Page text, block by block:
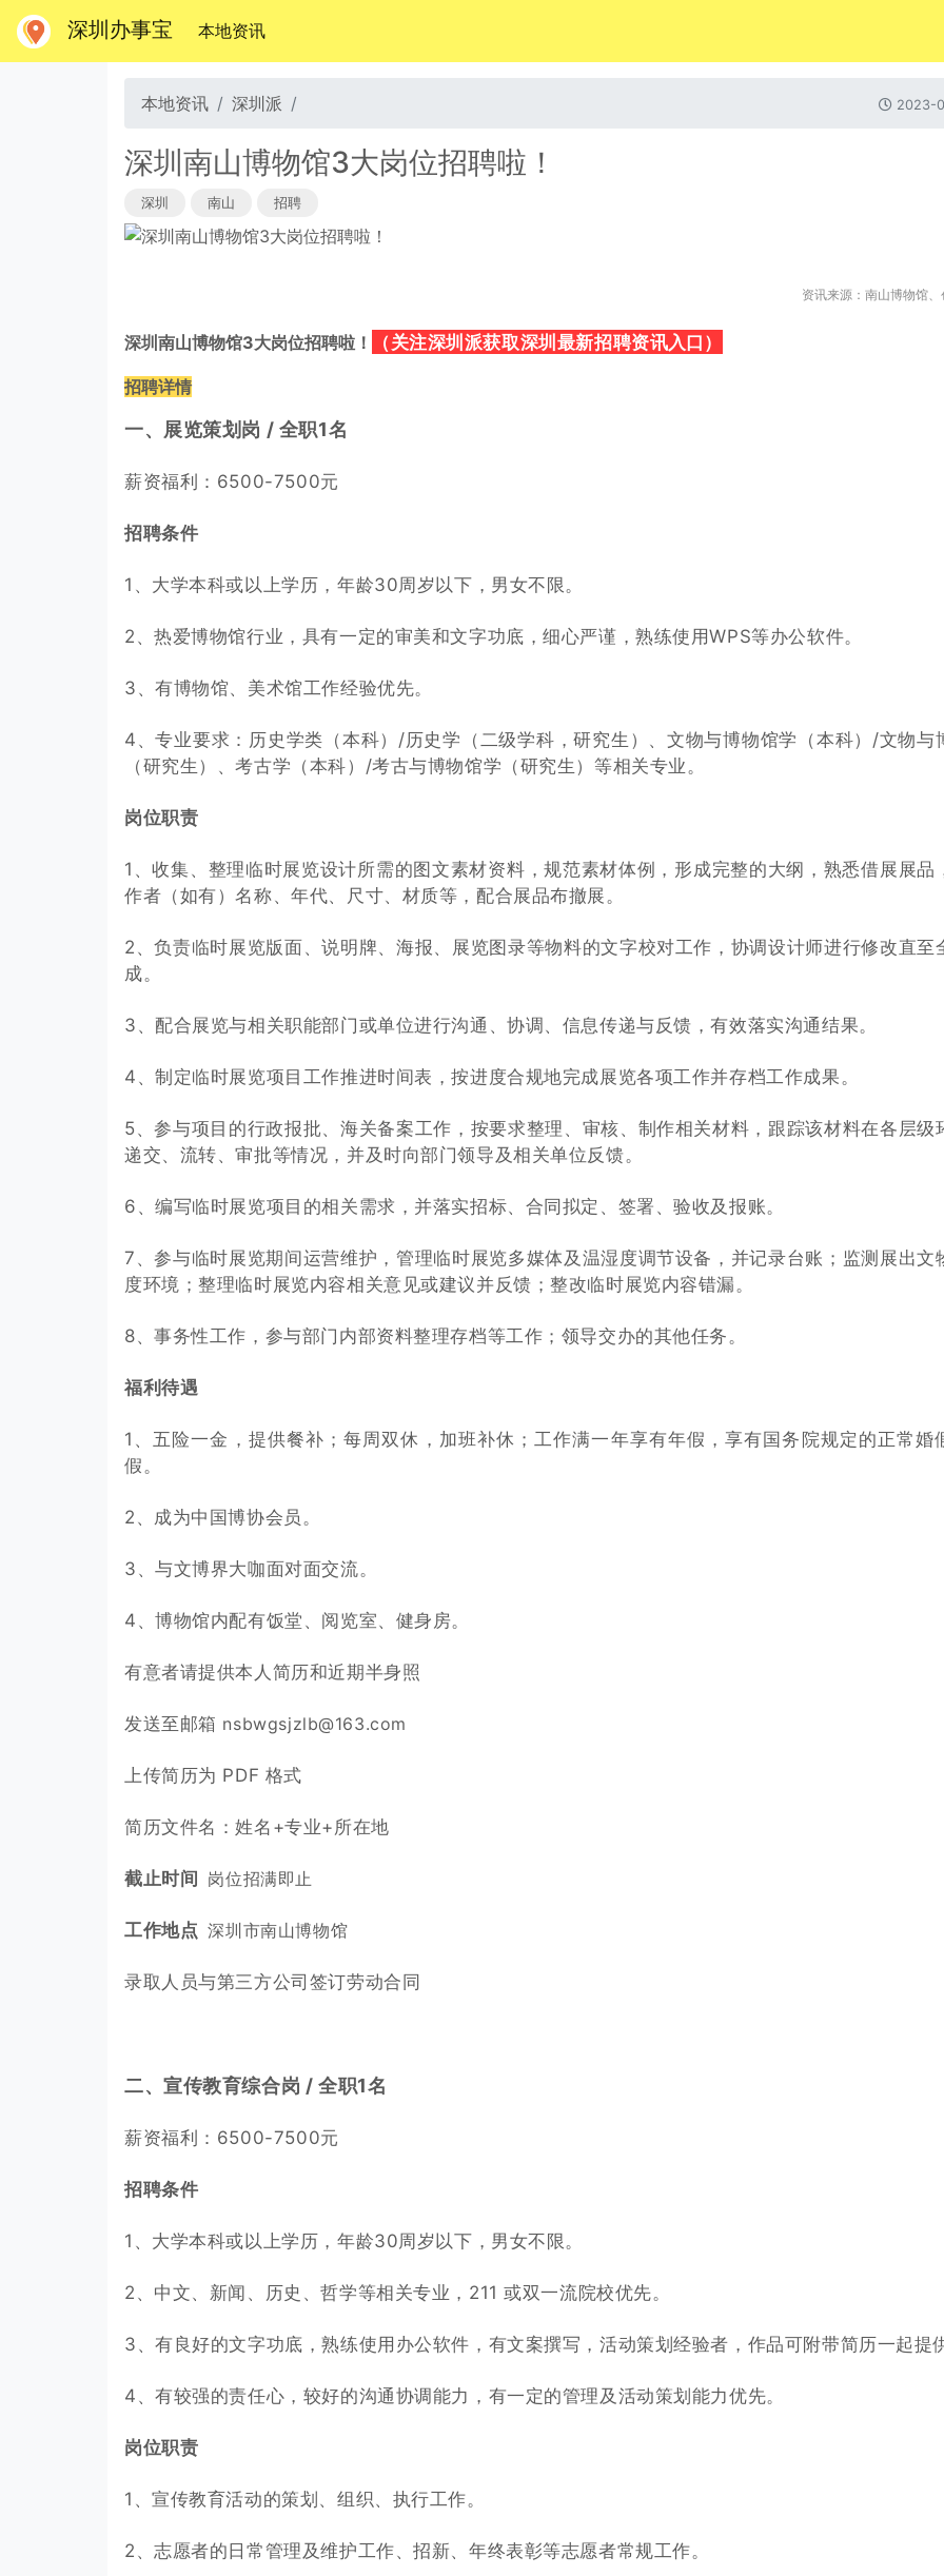
深圳办事宝 本地资讯(当前)
本地资讯 深圳派 2023-
深圳南山博物馆3大岗位招聘啦！
深圳 南山 招聘
资讯来源：南山博物馆
深圳南山博物馆3大岗位招聘啦！ （关注深圳派获取深圳最新招聘资讯入口 ）
招聘详情
一、展览策划岗 / 全职1名
薪资福利：6500-7500元
招聘条件
1、大学本科或以上学历，年龄30周岁以下，男女不限。
2、热爱博物馆行业，具有一定的审美和文字功底，细心严谨，熟练使用WPS等办公软件。
3、有博物馆、美术馆工作经验优先。
4、专业要求：历史学类（本科）/历史学（二级学科，研究生）、文物与博物馆学（本科）/文物与
（研究生）、考古学（本科）/考古与博物馆学（研究生）等相关专业。
岗位职责
1、收集、整理临时展览设计所需的图文素材资料，规范素材体例，形成完整的大纲，熟悉借展展品
作者（如有）名称、年代、尺寸、材质等，配合展品布撤展。
2、负责临时展览版面、说明牌、海报、展览图录等物料的文字校对工作，协调设计师进行修改直至
成。
3、配合展览与相关职能部门或单位进行沟通、协调、信息传递与反馈，有效落实沟通结果。
4、制定临时展览项目工作推进时间表，按进度合规地完成展览各项工作并存档工作成果。
5、参与项目的行政报批、海关备案工作，按要求整理、审核、制作相关材料，跟踪该材料在各层级
递交、流转、审批等情况，并及时向部门领导及相关单位反馈。
6、编写临时展览项目的相关需求，并落实招标、合同拟定、签署、验收及报账。
7、参与临时展览期间运营维护，管理临时展览多媒体及温湿度调节设备，并记录台账；监测展出文
度环境；整理临时展览内容相关意见或建议并反馈；整改临时展览内容错漏。
8、事务性工作，参与部门内部资料整理存档等工作；领导交办的其他任务。
福利待遇
1、五险一金，提供餐补；每周双休，加班补休；工作满一年享有年假，享有国务院规定的正常婚
假。
2、成为中国博协会员。
3、与文博界大咖面对面交流。
4、博物馆内配有饭堂、阅览室、健身房。
有意者请提供本人简历和近期半身照
发送至邮箱 nsbwgsjzlb@163.com
上传简历为 PDF 格式
简历文件名：姓名+专业+所在地
截止时间 岗位招满即止
工作地点深圳市南山博物馆
录取人员与第三方公司签订劳动合同
二、宣传教育综合岗 / 全职1名
薪资福利：6500-7500元
招聘条件
1、大学本科或以上学历，年龄30周岁以下，男女不限。
2、中文、新闻、历史、哲学等相关专业，211 或双一流院校优先。
3、有良好的文字功底，熟练使用办公软件，有文案撰写，活动策划经验者，作品可附带简历一起提
4、有较强的责任心，较好的沟通协调能力，有一定的管理及活动策划能力优先。
岗位职责
1、宣传教育活动的策划、组织、执行工作。
2、志愿者的日常管理及维护工作、招新、年终表彰等志愿者常规工作。